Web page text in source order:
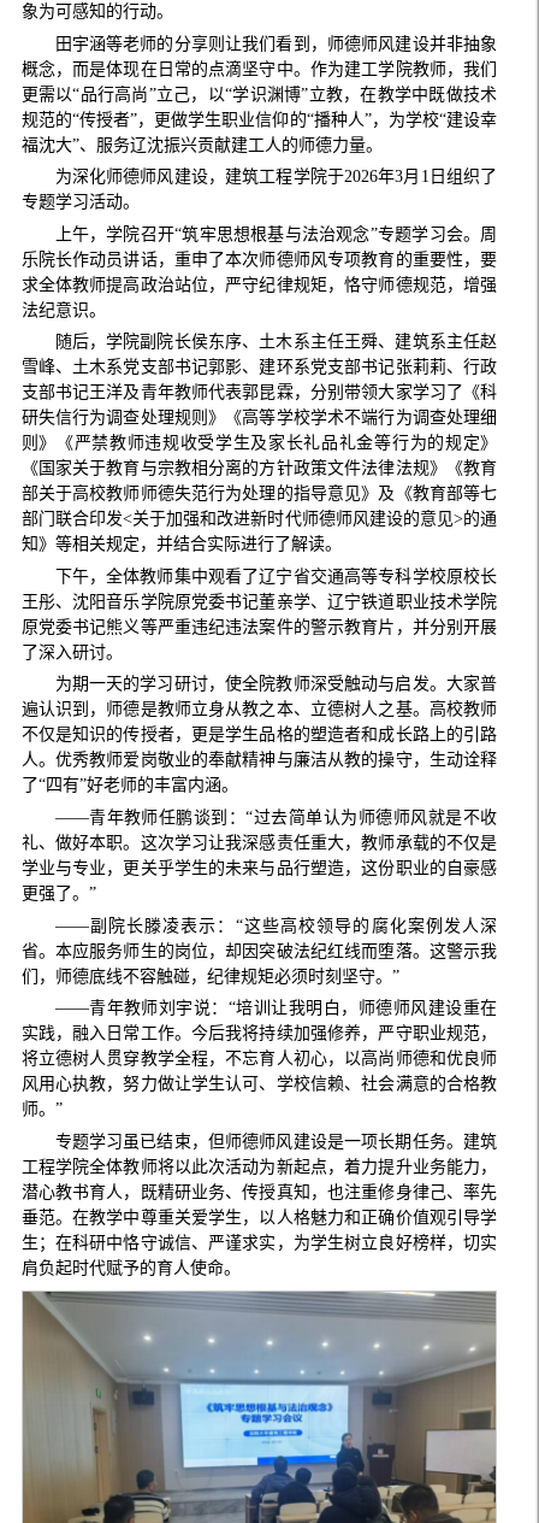
象为可感知的行动。
田宇涵等老师的分享则让我们看到，师德师风建设并非抽象
概念，而是体现在日常的点滴坚守中。作为建工学院教师，我们
更需以“品行高尚”立己，以“学识渊博”立教，在教学中既做技术
规范的“传授者”，更做学生职业信仰的“播种人”，为学校“建设幸
福沈大”、服务辽沈振兴贡献建工人的师德力量。
为深化师德师风建设，建筑工程学院于2026年3月1日组织了
专题学习活动。
上午，学院召开“筑牢思想根基与法治观念”专题学习会。周
乐院长作动员讲话，重申了本次师德师风专项教育的重要性，要
求全体教师提高政治站位，严守纪律规矩，恪守师德规范，增强
法纪意识。
随后，学院副院长侯东序、土木系主任王舜、建筑系主任赵
雪峰、土木系党支部书记郭影、建环系党支部书记张莉莉、行政
支部书记王洋及青年教师代表郭昆霖，分别带领大家学习了《科
研失信行为调查处理规则》《高等学校学术不端行为调查处理细
则》《严禁教师违规收受学生及家长礼品礼金等行为的规定》
《国家关于教育与宗教相分离的方针政策文件法律法规》《教育
部关于高校教师师德失范行为处理的指导意见》及《教育部等七
部门联合印发<关于加强和改进新时代师德师风建设的意见>的通
知》等相关规定，并结合实际进行了解读。
下午，全体教师集中观看了辽宁省交通高等专科学校原校长
王彤、沈阳音乐学院原党委书记董亲学、辽宁铁道职业技术学院
原党委书记熊义等严重违纪违法案件的警示教育片，并分别开展
了深入研讨。
为期一天的学习研讨，使全院教师深受触动与启发。大家普
遍认识到，师德是教师立身从教之本、立德树人之基。高校教师
不仅是知识的传授者，更是学生品格的塑造者和成长路上的引路
人。优秀教师爱岗敬业的奉献精神与廉洁从教的操守，生动诠释
了“四有”好老师的丰富内涵。
——青年教师任鹏谈到：“过去简单认为师德师风就是不收
礼、做好本职。这次学习让我深感责任重大，教师承载的不仅是
学业与专业，更关乎学生的未来与品行塑造，这份职业的自豪感
更强了。”
——副院长滕凌表示：“这些高校领导的腐化案例发人深
省。本应服务师生的岗位，却因突破法纪红线而堕落。这警示我
们，师德底线不容触碰，纪律规矩必须时刻坚守。”
——青年教师刘宇说：“培训让我明白，师德师风建设重在
实践，融入日常工作。今后我将持续加强修养，严守职业规范，
将立德树人贯穿教学全程，不忘育人初心，以高尚师德和优良师
风用心执教，努力做让学生认可、学校信赖、社会满意的合格教
师。”
专题学习虽已结束，但师德师风建设是一项长期任务。建筑
工程学院全体教师将以此次活动为新起点，着力提升业务能力，
潜心教书育人，既精研业务、传授真知，也注重修身律己、率先
垂范。在教学中尊重关爱学生，以人格魅力和正确价值观引导学
生；在科研中恪守诚信、严谨求实，为学生树立良好榜样，切实
肩负起时代赋予的育人使命。